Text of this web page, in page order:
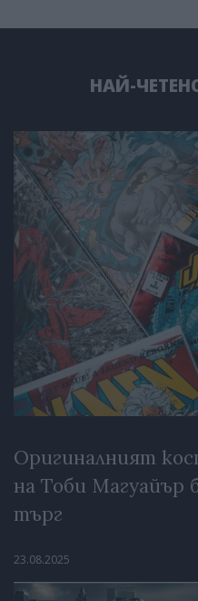
НАЙ-
Оригиналният
на Тоби Магуайър
търг
23.08.2025